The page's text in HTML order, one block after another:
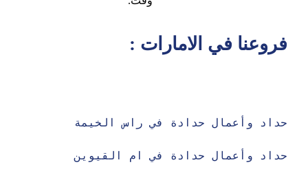
فروعنا في الامارات :
حداد وأعمال حدادة في راس الخيمة
حداد وأعمال حدادة في ام القيوين